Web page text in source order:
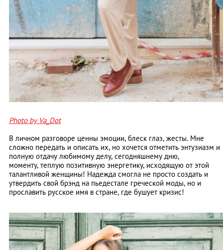
Photo by Va_Dot
В личном разговоре ценны эмоции, блеск глаз, жесты. Мне
сложно передать и описать их, но хочется отметить энтузиазм и
полную отдачу любимому делу, сегодняшнему дню,
моменту, теплую позитивную энергетику, исходящую от этой
талантливой женщины! Надежда смогла не просто создать и
утвердить свой брэнд на пьедестале греческой моды, но и
прославить русское имя в стране, где бушует кризис!